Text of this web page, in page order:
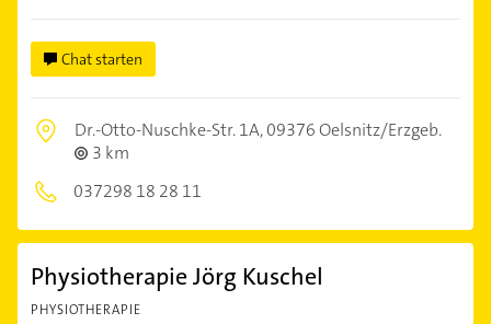
Chat starten
Dr.-Otto-Nuschke-Str. 1A,09376 Oelsnitz/Erzgeb.
3 km
037298 18 28 11
Physiotherapie Jörg Kuschel
PHYSIOTHERAPIE